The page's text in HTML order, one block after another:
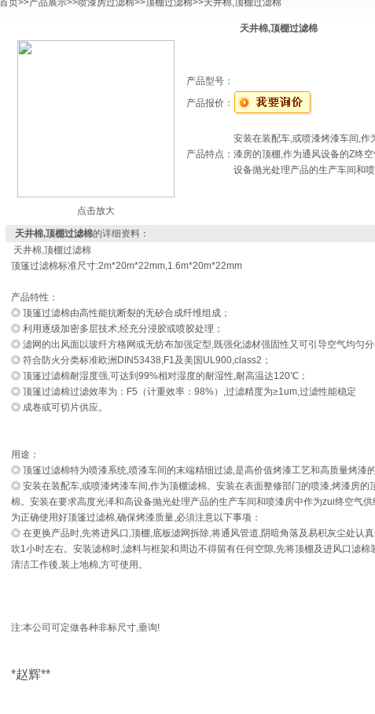
首页>>产品展示>>喷漆房过滤棉>>顶棚过滤棉>>天井棉,顶棚过滤棉
天井棉,顶棚过滤棉
点击放大
产品型号：
产品报价：
产品特点：
安装在装配车,或喷漆烤漆车间,
漆房的顶棚,作为通风设备的Z终
设备抛光处理产品的生产车间和
天井棉,顶棚过滤棉的详细资料：
天井棉,顶棚过滤棉
顶篷过滤棉标准尺寸:2m*20m*22mm,1.6m*20m*22mm
产品特性：
◎ 顶篷过滤棉由高性能抗断裂的无矽合成纤维组成；
◎ 利用逐级加密多层技术,经充分浸胶或喷胶处理；
◎ 滤网的出风面以玻纤方格网或无纺布加强定型,既强化滤材强固性又可引导空气均匀
◎ 符合防火分类标准欧洲DIN53438,F1及美国UL900,class2；
◎ 顶篷过滤棉耐湿度强,可达到99%相对湿度的耐湿性,耐高温达120℃；
◎ 顶篷过滤棉过滤效率为：F5（计重效率：98%）,过滤精度为≥1um,过滤性能稳定
◎ 成卷或可切片供应。
用途：
◎ 顶篷过滤棉特为喷漆系统,喷漆车间的末端精细过滤,是高价值烤漆工艺和高质量烤漆
◎ 安装在装配车,或喷漆烤漆车间,作为顶棚滤棉。安装在表面整修部门的喷漆,烤漆房的
棉。安装在要求高度光泽和高设备抛光处理产品的生产车间和喷漆房中作为zui终空气供
为正确使用好顶篷过滤棉,确保烤漆质量,必須注意以下事项：
◎ 在更换产品时,先将进风口,顶棚,底板滤网拆除,将通风管道,阴暗角落及易积灰尘处认
吹1小时左右。安装滤棉时,滤料与框架和周边不得留有任何空隙,先将顶棚及进风口滤
清洁工作後,装上地棉,方可使用。
注:本公司可定做各种非标尺寸,垂询!
*赵辉**